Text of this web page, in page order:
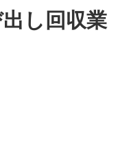
し回収業